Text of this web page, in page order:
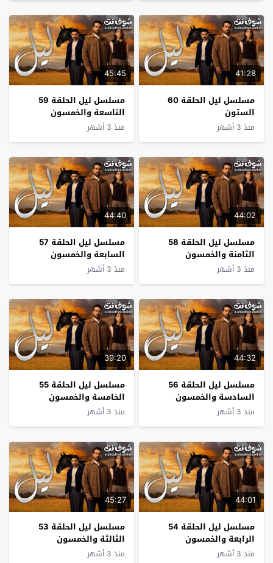
41:28
مسلسل ليل الحلقة 60
الستون
منذ 3 أشهر
45:45
مسلسل ليل الحلقة 59
التاسعة والخمسون
منذ 3 أشهر
44:02
مسلسل ليل الحلقة 58
الثامنة والخمسون
منذ 3 أشهر
44:40
مسلسل ليل الحلقة 57
السابعة والخمسون
منذ 3 أشهر
44:32
مسلسل ليل الحلقة 56
السادسة والخمسون
منذ 3 أشهر
39:20
مسلسل ليل الحلقة 55
الخامسة والخمسون
منذ 3 أشهر
44:01
مسلسل ليل الحلقة 54
الرابعة والخمسون
منذ 3 أشهر
45:27
مسلسل ليل الحلقة 53
الثالثة والخمسون
منذ 3 أشهر